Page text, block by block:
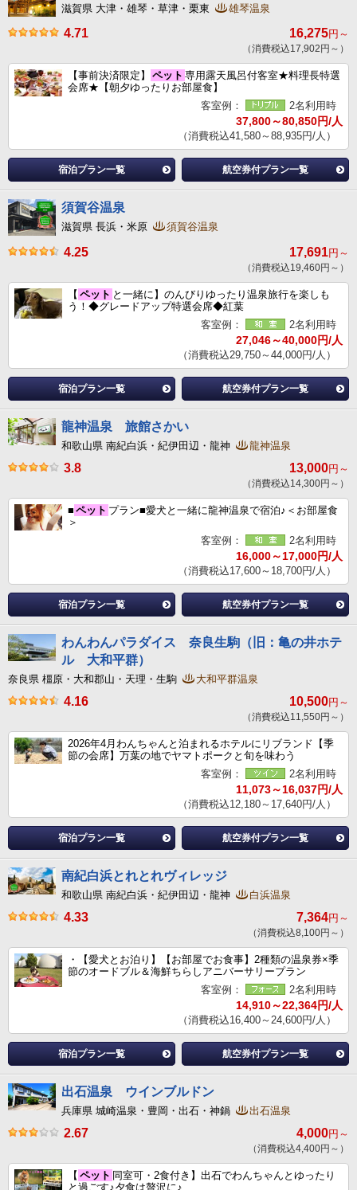
滋賀県 大津・雄琴・草津・栗東 雄琴温泉
4.71 16,275円～
（消費税込17,902円～）
【事前決済限定】 ペット 専用露天風呂付客室★料理長特選
会席★【朝夕ゆったりお部屋食】
客室例：
2名利用時
37,800～80,850円/人
（消費税込41,580～88,935円/人）
宿泊プラン一覧 航空券付プラン一覧
須賀谷温泉
滋賀県 長浜・米原 須賀谷温泉
4.25 17,691円～
（消費税込19,460円～）
【 ペット と一緒に】のんびりゆったり温泉旅行を楽しも
う！◆グレードアップ特選会席◆紅葉
客室例：
2名利用時
27,046～40,000円/人
（消費税込29,750～44,000円/人）
宿泊プラン一覧 航空券付プラン一覧
龍神温泉 旅館さかい
和歌山県 南紀白浜・紀伊田辺・龍神 龍神温泉
3.8 13,000円～
（消費税込14,300円～）
■ ペット プラン■愛犬と一緒に龍神温泉で宿泊♪＜お部屋食
＞
客室例：
2名利用時
16,000～17,000円/人
（消費税込17,600～18,700円/人）
宿泊プラン一覧 航空券付プラン一覧
わんわんパラダイス 奈良生駒（旧：亀の井ホテ
ル 大和平群）
奈良県 橿原・大和郡山・天理・生駒 大和平群温泉
4.16 10,500円～
（消費税込11,550円～）
2026年4月わんちゃんと泊まれるホテルにリブランド【季
節の会席】万葉の地でヤマトポークと旬を味わう
客室例：
2名利用時
11,073～16,037円/人
（消費税込12,180～17,640円/人）
宿泊プラン一覧 航空券付プラン一覧
南紀白浜とれとれヴィレッジ
和歌山県 南紀白浜・紀伊田辺・龍神 白浜温泉
4.33 7,364円～
（消費税込8,100円～）
・【愛犬とお泊り】【お部屋でお食事】2種類の温泉券×季
節のオードブル＆海鮮ちらしアニバーサリープラン
客室例：
2名利用時
14,910～22,364円/人
（消費税込16,400～24,600円/人）
宿泊プラン一覧 航空券付プラン一覧
出石温泉 ウインブルドン
兵庫県 城崎温泉・豊岡・出石・神鍋 出石温泉
2.67 4,000円～
（消費税込4,400円～）
【 ペット 同室可・2食付き】出石でわんちゃんとゆったり
と過ごす♪夕食は贅沢に♪